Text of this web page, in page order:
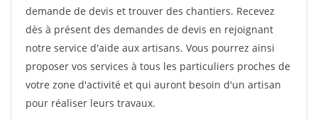
demande de devis et trouver des chantiers. Recevez
dès à présent des demandes de devis en rejoignant
notre service d'aide aux artisans. Vous pourrez ainsi
proposer vos services à tous les particuliers proches de
votre zone d'activité et qui auront besoin d'un artisan
pour réaliser leurs travaux.